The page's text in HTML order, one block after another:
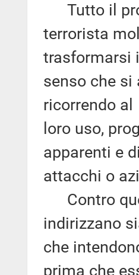
Tutto il
terrorista
trasformarsi
senso che si
ricorrendo al
loro uso,
apparenti e
attacchi o
Contro
indirizzano
che
prima che